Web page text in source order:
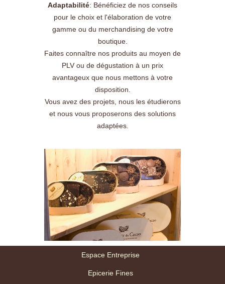
Adaptabilité: Bénéficiez de nos conseils
pour le choix et l'élaboration de votre
gamme ou du merchandising de votre
boutique.
Faites connaître nos produits au moyen de
PLV ou de dégustation à un prix
avantageux que nous mettons à votre
disposition.
Vous avez des projets, nous les étudierons
et nous vous proposerons des solutions
adaptées.
Espace Entreprise
Epicerie Fines